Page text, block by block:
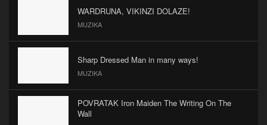
WARDRUNA, VIKINZI DOLAZE!
MUZIKA
Sharp Dressed Man in many ways!
MUZIKA
POVRATAK Iron Maiden The Writing On The
Wall